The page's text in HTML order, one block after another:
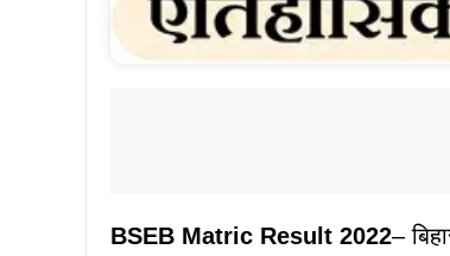
BSEB Matric Result 2022–